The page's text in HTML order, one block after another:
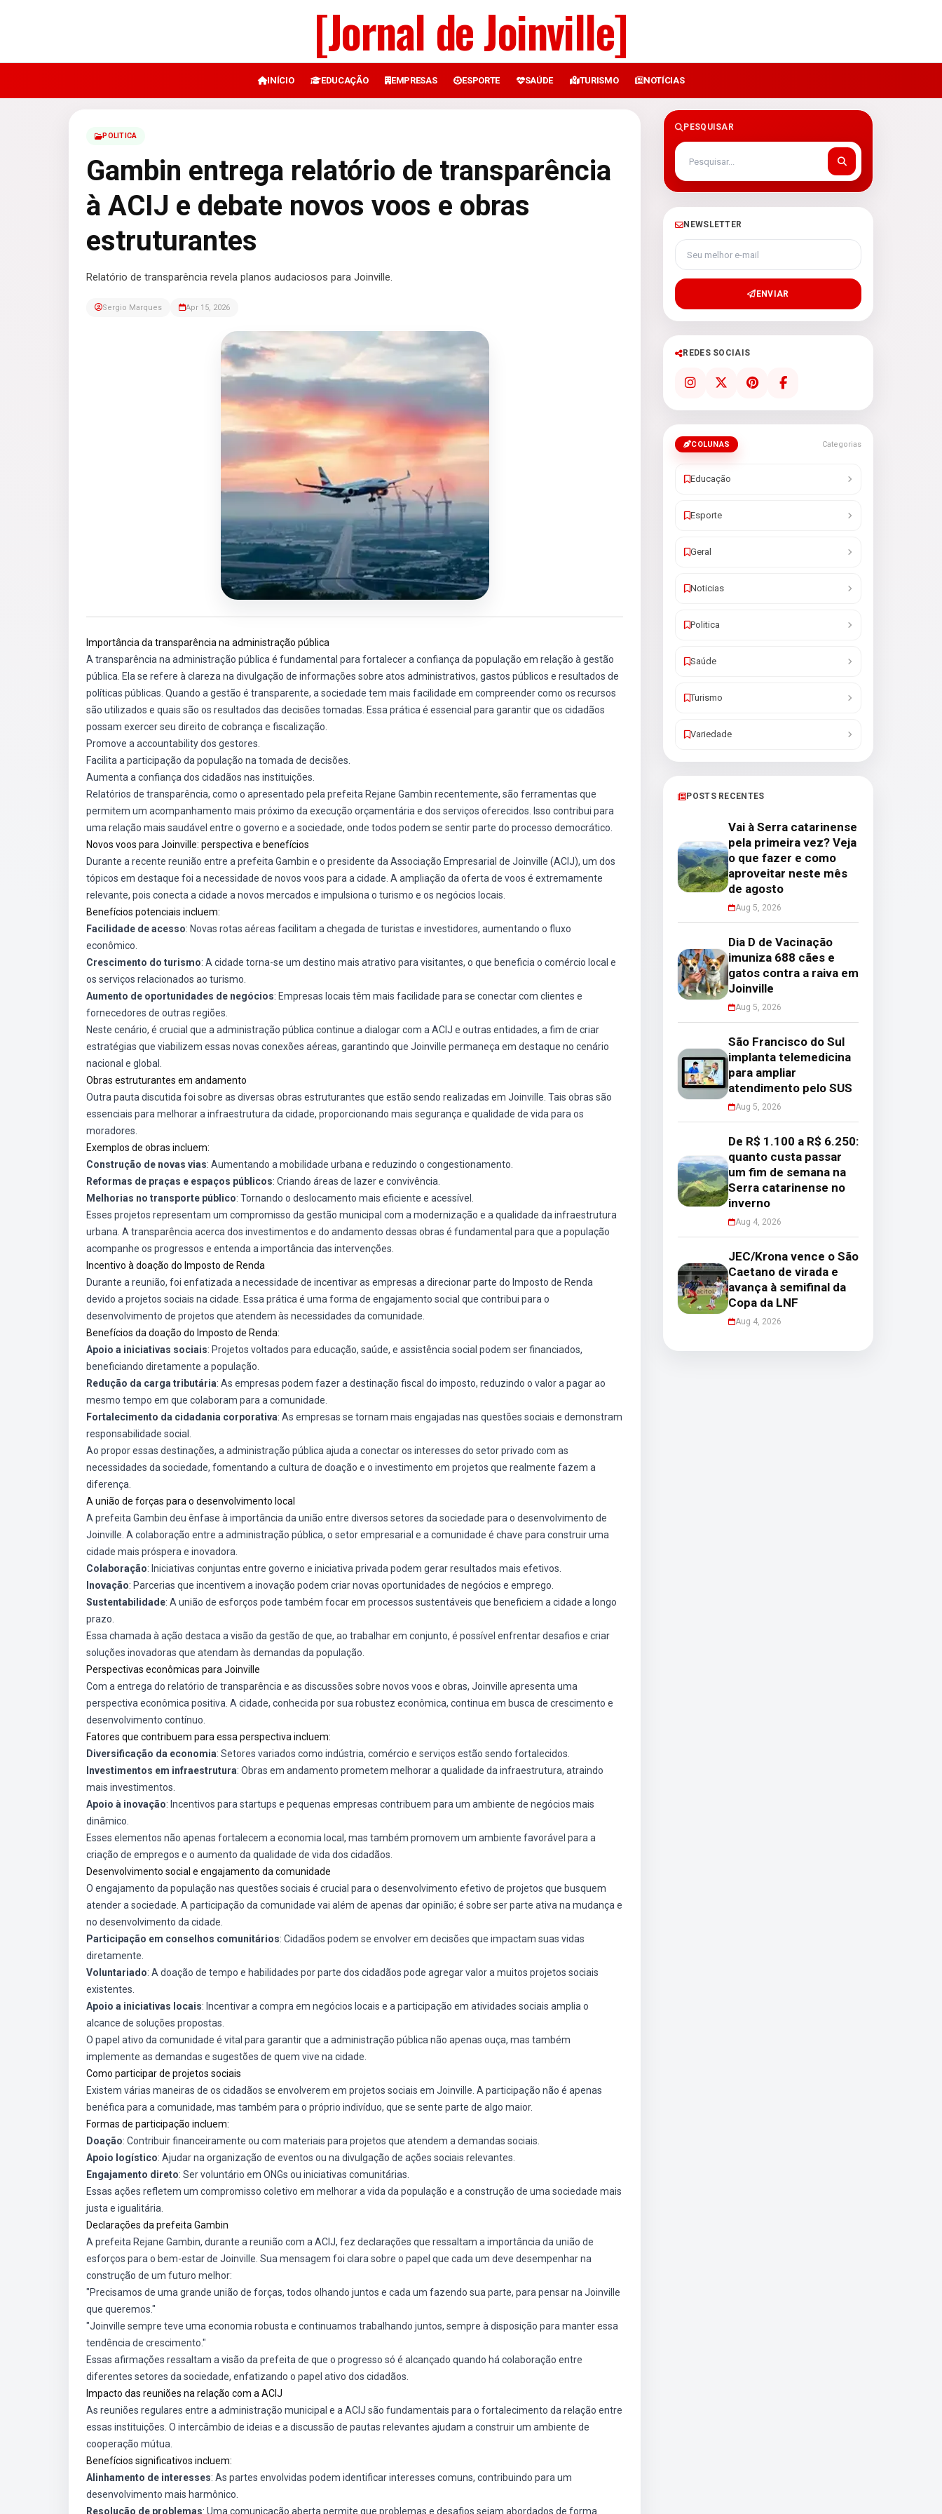
[Jornal de Joinville]
INÍCIO EDUCAÇÃO EMPRESAS ESPORTE SAÚDE TURISMO NOTÍCIAS
POLITICA
Gambin entrega relatório de transparência
à ACIJ e debate novos voos e obras
estruturantes
Relatório de transparência revela planos audaciosos para Joinville.
Sergio Marques Apr 15, 2026
Importância da transparência na administração pública
A transparência na administração pública é fundamental para fortalecer a confiança da população em relação à gestão
pública. Ela se refere à clareza na divulgação de informações sobre atos administrativos, gastos públicos e resultados de
políticas públicas. Quando a gestão é transparente, a sociedade tem mais facilidade em compreender como os recursos
são utilizados e quais são os resultados das decisões tomadas. Essa prática é essencial para garantir que os cidadãos
possam exercer seu direito de cobrança e fiscalização.
Promove a accountability dos gestores.
Facilita a participação da população na tomada de decisões.
Aumenta a confiança dos cidadãos nas instituições.
Relatórios de transparência, como o apresentado pela prefeita Rejane Gambin recentemente, são ferramentas que
permitem um acompanhamento mais próximo da execução orçamentária e dos serviços oferecidos. Isso contribui para
uma relação mais saudável entre o governo e a sociedade, onde todos podem se sentir parte do processo democrático.
Novos voos para Joinville: perspectiva e benefícios
Durante a recente reunião entre a prefeita Gambin e o presidente da Associação Empresarial de Joinville (ACIJ), um dos
tópicos em destaque foi a necessidade de novos voos para a cidade. A ampliação da oferta de voos é extremamente
relevante, pois conecta a cidade a novos mercados e impulsiona o turismo e os negócios locais.
Benefícios potenciais incluem:
Facilidade de acesso: Novas rotas aéreas facilitam a chegada de turistas e investidores, aumentando o fluxo
econômico.
Crescimento do turismo: A cidade torna-se um destino mais atrativo para visitantes, o que beneficia o comércio local e
os serviços relacionados ao turismo.
Aumento de oportunidades de negócios: Empresas locais têm mais facilidade para se conectar com clientes e
fornecedores de outras regiões.
Neste cenário, é crucial que a administração pública continue a dialogar com a ACIJ e outras entidades, a fim de criar
estratégias que viabilizem essas novas conexões aéreas, garantindo que Joinville permaneça em destaque no cenário
nacional e global.
Obras estruturantes em andamento
Outra pauta discutida foi sobre as diversas obras estruturantes que estão sendo realizadas em Joinville. Tais obras são
essenciais para melhorar a infraestrutura da cidade, proporcionando mais segurança e qualidade de vida para os
moradores.
Exemplos de obras incluem:
Construção de novas vias: Aumentando a mobilidade urbana e reduzindo o congestionamento.
Reformas de praças e espaços públicos: Criando áreas de lazer e convivência.
Melhorias no transporte público: Tornando o deslocamento mais eficiente e acessível.
Esses projetos representam um compromisso da gestão municipal com a modernização e a qualidade da infraestrutura
urbana. A transparência acerca dos investimentos e do andamento dessas obras é fundamental para que a população
acompanhe os progressos e entenda a importância das intervenções.
Incentivo à doação do Imposto de Renda
Durante a reunião, foi enfatizada a necessidade de incentivar as empresas a direcionar parte do Imposto de Renda
devido a projetos sociais na cidade. Essa prática é uma forma de engajamento social que contribui para o
desenvolvimento de projetos que atendem às necessidades da comunidade.
Benefícios da doação do Imposto de Renda:
Apoio a iniciativas sociais: Projetos voltados para educação, saúde, e assistência social podem ser financiados,
beneficiando diretamente a população.
Redução da carga tributária: As empresas podem fazer a destinação fiscal do imposto, reduzindo o valor a pagar ao
mesmo tempo em que colaboram para a comunidade.
Fortalecimento da cidadania corporativa: As empresas se tornam mais engajadas nas questões sociais e demonstram
responsabilidade social.
Ao propor essas destinações, a administração pública ajuda a conectar os interesses do setor privado com as
necessidades da sociedade, fomentando a cultura de doação e o investimento em projetos que realmente fazem a
diferença.
A união de forças para o desenvolvimento local
A prefeita Gambin deu ênfase à importância da união entre diversos setores da sociedade para o desenvolvimento de
Joinville. A colaboração entre a administração pública, o setor empresarial e a comunidade é chave para construir uma
cidade mais próspera e inovadora.
Colaboração: Iniciativas conjuntas entre governo e iniciativa privada podem gerar resultados mais efetivos.
Inovação: Parcerias que incentivem a inovação podem criar novas oportunidades de negócios e emprego.
Sustentabilidade: A união de esforços pode também focar em processos sustentáveis que beneficiem a cidade a longo
prazo.
Essa chamada à ação destaca a visão da gestão de que, ao trabalhar em conjunto, é possível enfrentar desafios e criar
soluções inovadoras que atendam às demandas da população.
Perspectivas econômicas para Joinville
Com a entrega do relatório de transparência e as discussões sobre novos voos e obras, Joinville apresenta uma
perspectiva econômica positiva. A cidade, conhecida por sua robustez econômica, continua em busca de crescimento e
desenvolvimento contínuo.
Fatores que contribuem para essa perspectiva incluem:
Diversificação da economia: Setores variados como indústria, comércio e serviços estão sendo fortalecidos.
Investimentos em infraestrutura: Obras em andamento prometem melhorar a qualidade da infraestrutura, atraindo
mais investimentos.
Apoio à inovação: Incentivos para startups e pequenas empresas contribuem para um ambiente de negócios mais
dinâmico.
Esses elementos não apenas fortalecem a economia local, mas também promovem um ambiente favorável para a
criação de empregos e o aumento da qualidade de vida dos cidadãos.
Desenvolvimento social e engajamento da comunidade
O engajamento da população nas questões sociais é crucial para o desenvolvimento efetivo de projetos que busquem
atender a sociedade. A participação da comunidade vai além de apenas dar opinião; é sobre ser parte ativa na mudança e
no desenvolvimento da cidade.
Participação em conselhos comunitários: Cidadãos podem se envolver em decisões que impactam suas vidas
diretamente.
Voluntariado: A doação de tempo e habilidades por parte dos cidadãos pode agregar valor a muitos projetos sociais
existentes.
Apoio a iniciativas locais: Incentivar a compra em negócios locais e a participação em atividades sociais amplia o
alcance de soluções propostas.
O papel ativo da comunidade é vital para garantir que a administração pública não apenas ouça, mas também
implemente as demandas e sugestões de quem vive na cidade.
Como participar de projetos sociais
Existem várias maneiras de os cidadãos se envolverem em projetos sociais em Joinville. A participação não é apenas
benéfica para a comunidade, mas também para o próprio indivíduo, que se sente parte de algo maior.
Formas de participação incluem:
Doação: Contribuir financeiramente ou com materiais para projetos que atendem a demandas sociais.
Apoio logístico: Ajudar na organização de eventos ou na divulgação de ações sociais relevantes.
Engajamento direto: Ser voluntário em ONGs ou iniciativas comunitárias.
Essas ações refletem um compromisso coletivo em melhorar a vida da população e a construção de uma sociedade mais
justa e igualitária.
Declarações da prefeita Gambin
A prefeita Rejane Gambin, durante a reunião com a ACIJ, fez declarações que ressaltam a importância da união de
esforços para o bem-estar de Joinville. Sua mensagem foi clara sobre o papel que cada um deve desempenhar na
construção de um futuro melhor:
"Precisamos de uma grande união de forças, todos olhando juntos e cada um fazendo sua parte, para pensar na Joinville
que queremos."
"Joinville sempre teve uma economia robusta e continuamos trabalhando juntos, sempre à disposição para manter essa
tendência de crescimento."
Essas afirmações ressaltam a visão da prefeita de que o progresso só é alcançado quando há colaboração entre
diferentes setores da sociedade, enfatizando o papel ativo dos cidadãos.
Impacto das reuniões na relação com a ACIJ
As reuniões regulares entre a administração municipal e a ACIJ são fundamentais para o fortalecimento da relação entre
essas instituições. O intercâmbio de ideias e a discussão de pautas relevantes ajudam a construir um ambiente de
cooperação mútua.
Benefícios significativos incluem:
Alinhamento de interesses: As partes envolvidas podem identificar interesses comuns, contribuindo para um
desenvolvimento mais harmônico.
Resolução de problemas: Uma comunicação aberta permite que problemas e desafios sejam abordados de forma
PESQUISAR
NEWSLETTER
Seu melhor e-mail
ENVIAR
REDES SOCIAIS
COLUNAS Categorias
Educação
Esporte
Geral
Noticias
Politica
Saúde
Turismo
Variedade
POSTS RECENTES
Vai à Serra catarinense
pela primeira vez? Veja
o que fazer e como
aproveitar neste mês
de agosto
Aug 5, 2026
Dia D de Vacinação
imuniza 688 cães e
gatos contra a raiva em
Joinville
Aug 5, 2026
São Francisco do Sul
implanta telemedicina
para ampliar
atendimento pelo SUS
Aug 5, 2026
De R$ 1.100 a R$ 6.250:
quanto custa passar
um fim de semana na
Serra catarinense no
inverno
Aug 4, 2026
JEC/Krona vence o São
Caetano de virada e
avança à semifinal da
Copa da LNF
Aug 4, 2026